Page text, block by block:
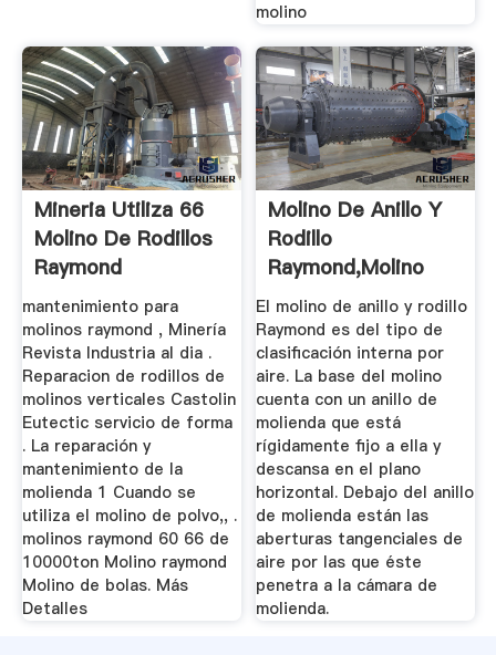
molino
Mineria Utiliza 66
Molino De Rodillos
Raymond
mantenimiento para
molinos raymond , Minería
Revista Industria al dia .
Reparacion de rodillos de
molinos verticales Castolin
Eutectic servicio de forma
. La reparación y
mantenimiento de la
molienda 1 Cuando se
utiliza el molino de polvo,, .
molinos raymond 60 66 de
10000ton Molino raymond
Molino de bolas. Más
Detalles
Molino De Anillo Y
Rodillo
Raymond,Molino
Vertical Raymond ...
El molino de anillo y rodillo
Raymond es del tipo de
clasificación interna por
aire. La base del molino
cuenta con un anillo de
molienda que está
rígidamente fijo a ella y
descansa en el plano
horizontal. Debajo del anillo
de molienda están las
aberturas tangenciales de
aire por las que éste
penetra a la cámara de
molienda.